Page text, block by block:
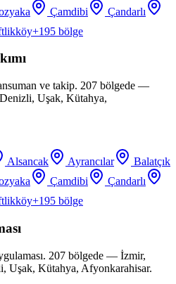
Çamdibi
Çandarlı
+195 bölge
ve takip. 207 bölgede —
Uşak, Kütahya,
Alsancak Ayrancılar
Balatçık
Çamdibi
Çandarlı
+195 bölge
207 bölgede — İzmir,
Uşak, Kütahya, Afyonkarahisar.